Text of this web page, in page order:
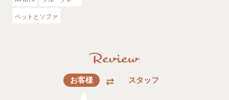
ペットとソファ
お客様 スタッフ